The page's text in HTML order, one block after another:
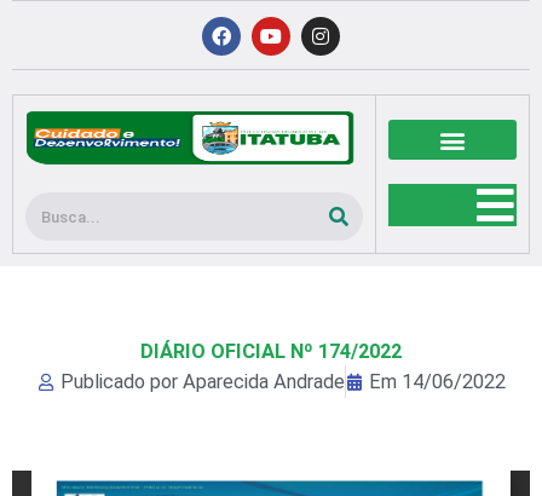
conteúdo
F
a
c
b
o
o
k
Y
o
u
u
b
e
I
n
s
a
g
r
a
Pesquisar
DIÁRIO OFICIAL Nº 174/2022
Publicado por Aparecida Andrade Em 14/06/2022